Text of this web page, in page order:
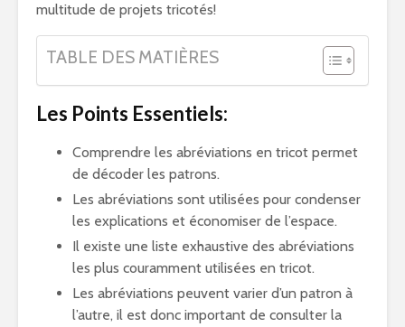
multitude de projets tricotés!
TABLE DES MATIÈRES
Les Points Essentiels:
Comprendre les abréviations en tricot permet
de décoder les patrons.
Les abréviations sont utilisées pour condenser
les explications et économiser de l’espace.
Il existe une liste exhaustive des abréviations
les plus couramment utilisées en tricot.
Les abréviations peuvent varier d’un patron à
l’autre, il est donc important de consulter la